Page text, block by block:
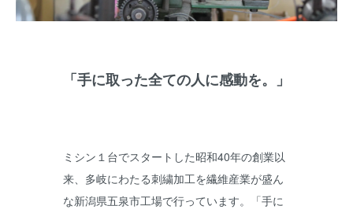
「手に取った全ての人に感動を。」
ミシン１台でスタートした昭和40年の創業以
来、多岐にわたる刺繍加工を繊維産業が盛ん
な新潟県五泉市工場で行っています。「手に